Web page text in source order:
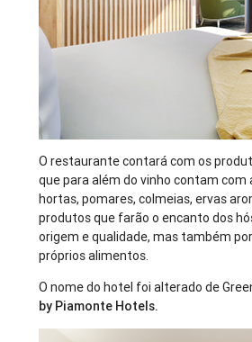
O restaurante contará com os
que para além do vinho contam
hortas, pomares, colmeias, ervas
produtos que farão o encanto dos
origem e qualidade, mas também
próprios alimentos.
O nome do hotel foi alterado de
by Piamonte Hotels.